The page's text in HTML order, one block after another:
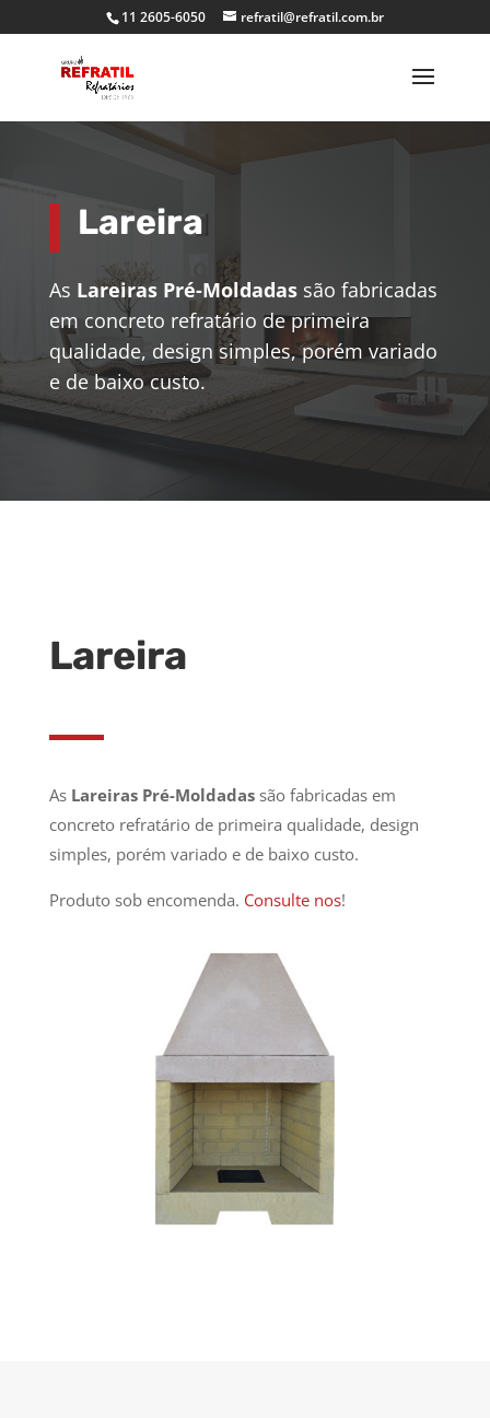
11 2605-6050 refratil@refratil.com.br
Lareira
As Lareiras Pré-Moldadassão fabricadas
em concreto refratário de primeira
qualidade, design simples, porém variado
e de baixo custo.
Lareira
As Lareiras Pré-Moldadassão fabricadas em
concreto refratário de primeira qualidade, design
simples, porém variado e de baixo custo.
Produto sob encomenda. Consulte nos!